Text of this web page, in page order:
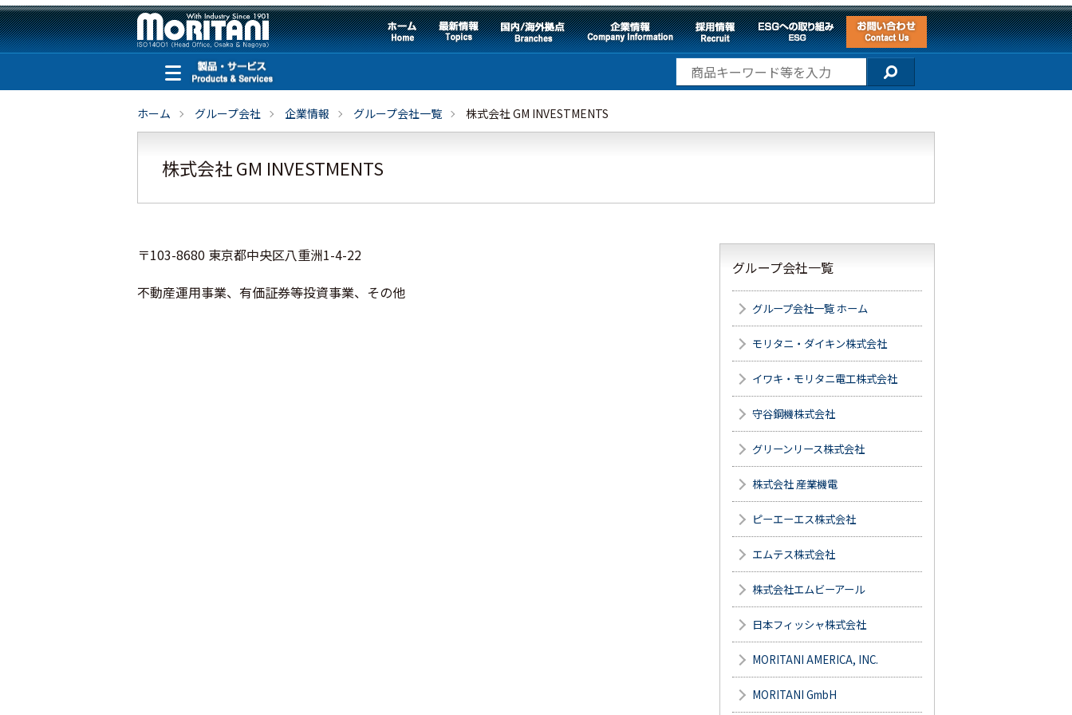
ホーム グループ会社 企業情報 グループ会社一覧 株式会社 GM INVESTMENTS
株式会社 GM INVESTMENTS
〒103-8680 東京都中央区八重洲1-4-22
不動産運用事業、有価証券等投資事業、その他
グループ会社一覧
グループ会社一覧 ホーム
モリタニ・ダイキン株式会社
イワキ・モリタニ電工株式会社
守谷鋼機株式会社
グリーンリース株式会社
株式会社 産業機電
ピーエーエス株式会社
エムテス株式会社
株式会社エムビーアール
日本フィッシャ株式会社
MORITANI AMERICA, INC.
MORITANI GmbH